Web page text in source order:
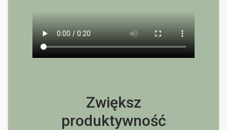
Zwiększ
produktywność